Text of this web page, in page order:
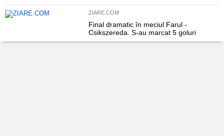
ZIARE.COM
Final dramatic în meciul Farul -
Csikszereda. S-au marcat 5 goluri